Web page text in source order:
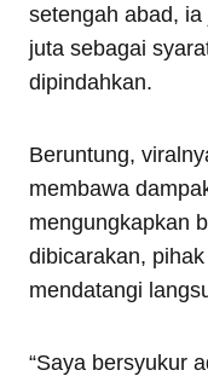
setengah abad,
juta sebagai
dipindahkan.
Beruntung,
membawa
mengungkapkan
dibicarakan,
mendatangi
“Saya bersyukur